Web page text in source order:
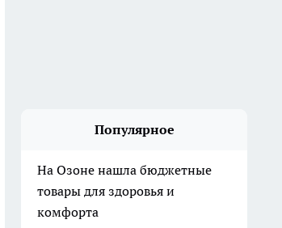
Популярное
На Озоне нашла бюджетные
товары для здоровья и
комфорта